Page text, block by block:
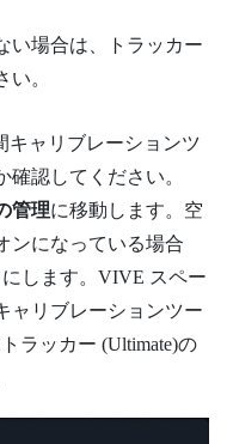
い場合は、トラッカー
。
キャリブレーションツ
認してください。
管理に移動します。空
ンになっている場合
します。 VIVE スペー
ャリブレーションツー
ラッカー (Ultimate)の